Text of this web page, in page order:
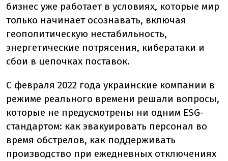
бизнес уже работает в условиях, которые мир
только начинает осознавать, включая
геополитическую нестабильность,
энергетические потрясения, кибератаки и
сбои в цепочках поставок.
С февраля 2022 года украинские компании в
режиме реального времени решали вопросы,
которые не предусмотрены ни одним ESG-
стандартом: как эвакуировать персонал во
время обстрелов, как поддерживать
производство при ежедневных отключениях